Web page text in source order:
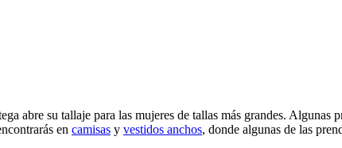
abre su tallaje para las mujeres de tallas más grandes. Algunas
en camisas y vestidos anchos, donde algunas de las